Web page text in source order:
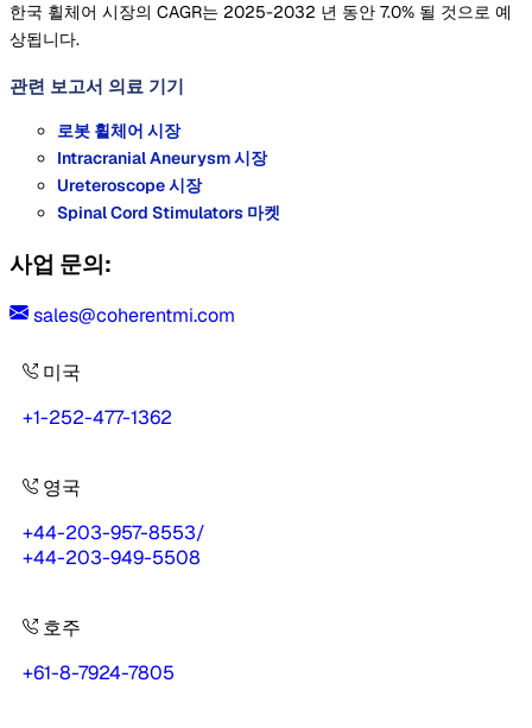
한국 휠체어 시장의 CAGR는 2025-2032 년 동안 7.0% 될 것으로 예
상됩니다.
관련 보고서 의료 기기
로봇 휠체어 시장
Intracranial Aneurysm 시장
Ureteroscope 시장
Spinal Cord Stimulators 마켓
사업 문의:
sales@coherentmi.com
미국
+1-252-477-1362
영국
+44-203-957-8553/
+44-203-949-5508
호주
+61-8-7924-7805